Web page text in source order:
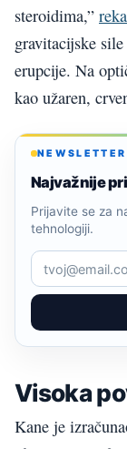
steroidima,”
gravitacijske
erupcije. Na
kao užaren,
NEWSLETTER
Najvažnije
Prijavite se za
tehnologiji.
Visoka
Kane je